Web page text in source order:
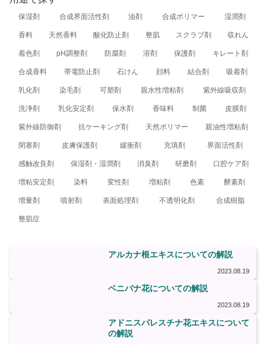
保湿剤 合成界面活性剤 油剤 合成ポリマー 湿潤剤
香料 天然香料 酸化防止剤 整肌 スクラブ剤 収れん
着色剤 pH調整剤 防腐剤 溶剤 保護剤 キレート剤
合成香料 帯電防止剤 石けん 顔料 結合剤 吸着剤
乳化剤 染毛剤 可塑剤 親水性増粘剤 紫外線吸収剤
洗浄剤 乳化安定剤 保水剤 香味料 制菌 皮膜剤
紫外線防御剤 抗ケーキング剤 天然ポリマー 親油性増粘剤
閉塞剤 皮膚保護剤 緩衝剤 充填剤 界面活性剤
感触改良剤 保湿剤・湿潤剤 消臭剤 研磨剤 口腔ケア剤
増粘安定剤 染料 変性剤 増粘剤 色素 酵素剤
増量剤 噴射剤 表面処理剤 不透明化剤 合成樹脂
整肌症
アルカナ根エキスについての解説
2023.08.19
ベニバナ花についての解説
2023.08.19
アドニスパレスチナ花エキスについて
の解説